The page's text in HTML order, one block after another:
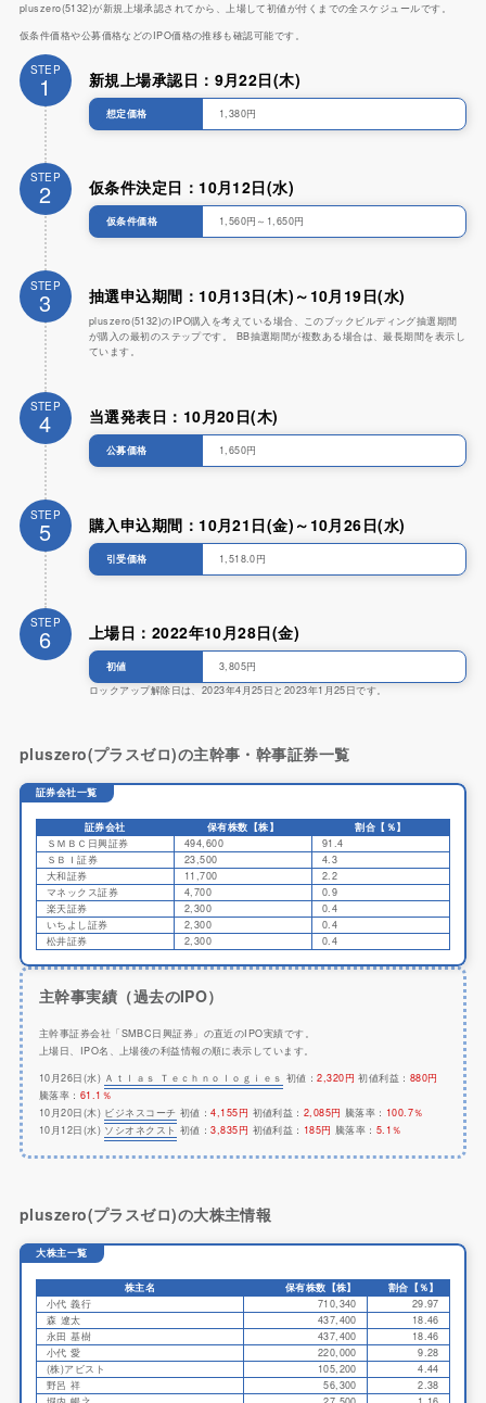
pluszero(5132)が新規上場承認されてから、上場して初値が付くまでの全スケジュールです。
仮条件価格や公募価格などのIPO価格の推移も確認可能です。
STEP
1 新規上場承認日：9月22日(木)
想定価格 1,380円
STEP
2 仮条件決定日：10月12日(水)
仮条件価格 1,560円～1,650円
STEP
3 抽選申込期間：10月13日(木)～10月19日(水)
pluszero(5132)のIPO購入を考えている場合、このブックビルディング抽選期間
が購入の最初のステップです。 BB抽選期間が複数ある場合は、最長期間を表示し
ています。
STEP
4 当選発表日：10月20日(木)
公募価格 1,650円
STEP
5 購入申込期間：10月21日(金)～10月26日(水)
引受価格 1,518.0円
STEP
6 上場日：2022年10月28日(金)
初値
3,805円
ロックアップ解除日は、2023年4月25日と2023年1月25日です。
pluszero(プラスゼロ)の主幹事・幹事証券一覧
証券会社一覧
証券会社 保有株数【株】
割合【％】
ＳＭＢＣ日興証券
494,600
91.4
ＳＢＩ証券
23,500
4.3
大和証券
11,700
2.2
マネックス証券
4,700
0.9
楽天証券
2,300
0.4
いちよし証券
2,300
0.4
松井証券
2,300 0.4
主幹事実績（過去のIPO）
主幹事証券会社「SMBC日興証券」の直近のIPO実績です。
上場日、IPO名、上場後の利益情報の順に表示しています。
10月26日(水) Ａｔｌａｓ Ｔｅｃｈｎｏｌｏｇｉｅｓ 初値：2,320円 初値利益： 880円
騰落率： 61.1％
10月20日(木) ビジネスコーチ 初値：4,155円 初値利益： 2,085円 騰落率： 100.7％
10月12日(水) ソシオネクスト 初値：3,835円 初値利益： 185円 騰落率： 5.1％
pluszero(プラスゼロ)の大株主情報
大株主一覧
株主名 保有株数【株】
割合【％】
小代 義行
710,340
29.97
森 遼太
437,400
18.46
永田 基樹
437,400
18.46
小代 愛
220,000
9.28
(株)アビスト
105,200
4.44
野呂 祥
56,300
2.38